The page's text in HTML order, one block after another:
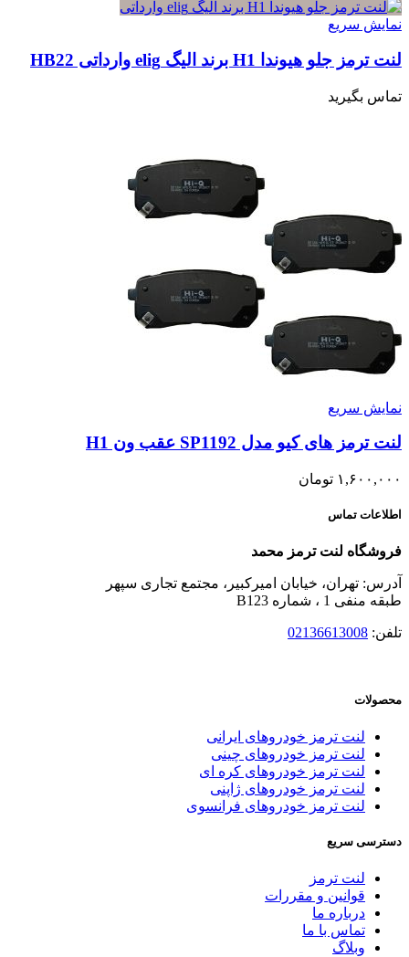
نمایش سریع
لنت ترمز جلو هیوندا H1 برند الیگ elig وارداتی HB22
تماس بگیرید
نمایش سریع
لنت ترمز های کیو مدل SP1192 عقب ون H1
۱,۶۰۰,۰۰۰ تومان
اطلاعات تماس
فروشگاه لنت ترمز محمد
آدرس: تهران، خیابان امیرکبیر، مجتمع تجاری سپهر
طبقه منفی 1 ، شماره B123
تلفن: 02136613008
محصولات
لنت ترمز خودروهای ایرانی
لنت ترمز خودروهای چینی
لنت ترمز خودروهای کره ای
لنت ترمز خودروهای ژاپنی
لنت ترمز خودروهای فرانسوی
دسترسی سریع
لنت ترمز
قوانین و مقررات
درباره ما
تماس با ما
وبلاگ